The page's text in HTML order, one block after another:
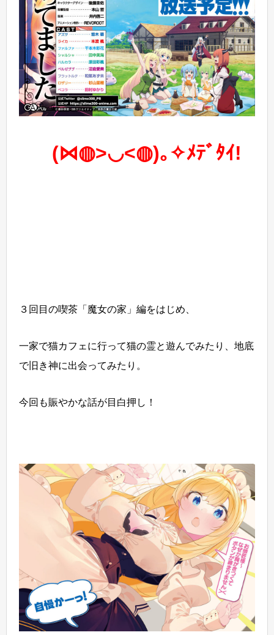
(⋈◍>◡<◍)｡✧ﾒﾃﾞﾀｲ!
３回目の喫茶「魔女の家」編をはじめ、
一家で猫カフェに行って猫の霊と遊んでみたり、地底
で旧き神に出会ってみたり。
今回も賑やかな話が目白押し！